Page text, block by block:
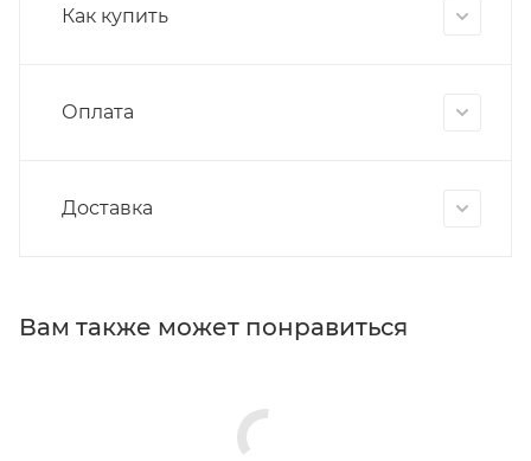
Как купить
Оплата
Доставка
Вам также может понравиться